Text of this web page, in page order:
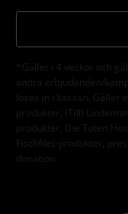
*Gäller i 4 veckor och
andra erbjudanden/
löses in i kassan. Gäller
produkter, (Till)
produkter, Die Toten
Fischfilet-produkter,
donation.